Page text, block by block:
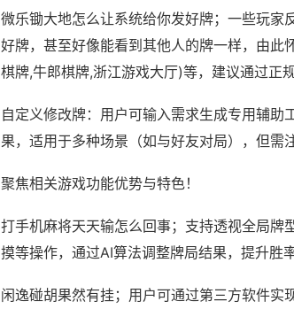
微乐锄大地怎么让系统给你发好牌；一些玩家
好牌，甚至好像能看到其他人的牌一样，由此
棋牌,牛郎棋牌,浙江游戏大厅)等，建议通过正
自定义修改牌：用户可输入需求生成专用辅助
果，适用于多种场景（如与好友对局），但需
聚焦相关游戏功能优势与特色！
打手机麻将天天输怎么回事；支持透视全局牌
摸等操作，通过AI算法调整牌局结果，提升胜率
闲逸碰胡果然有挂；用户可通过第三方软件实